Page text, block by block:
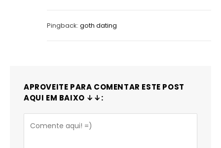
Pingback: goth dating
APROVEITE PARA COMENTAR ESTE POST
AQUI EM BAIXO ↓↓: